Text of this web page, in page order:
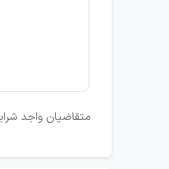
متقاضیان واجد